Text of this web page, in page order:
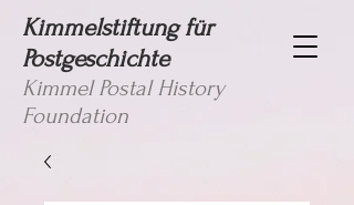
Kimmelstiftung für
Postgeschichte
Kimmel Postal History
Foundation